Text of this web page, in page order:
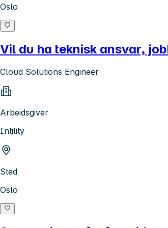
Oslo
Vil du ha teknisk ansvar,
Cloud Solutions Engineer
Arbeidsgiver
Intility
Sted
Oslo